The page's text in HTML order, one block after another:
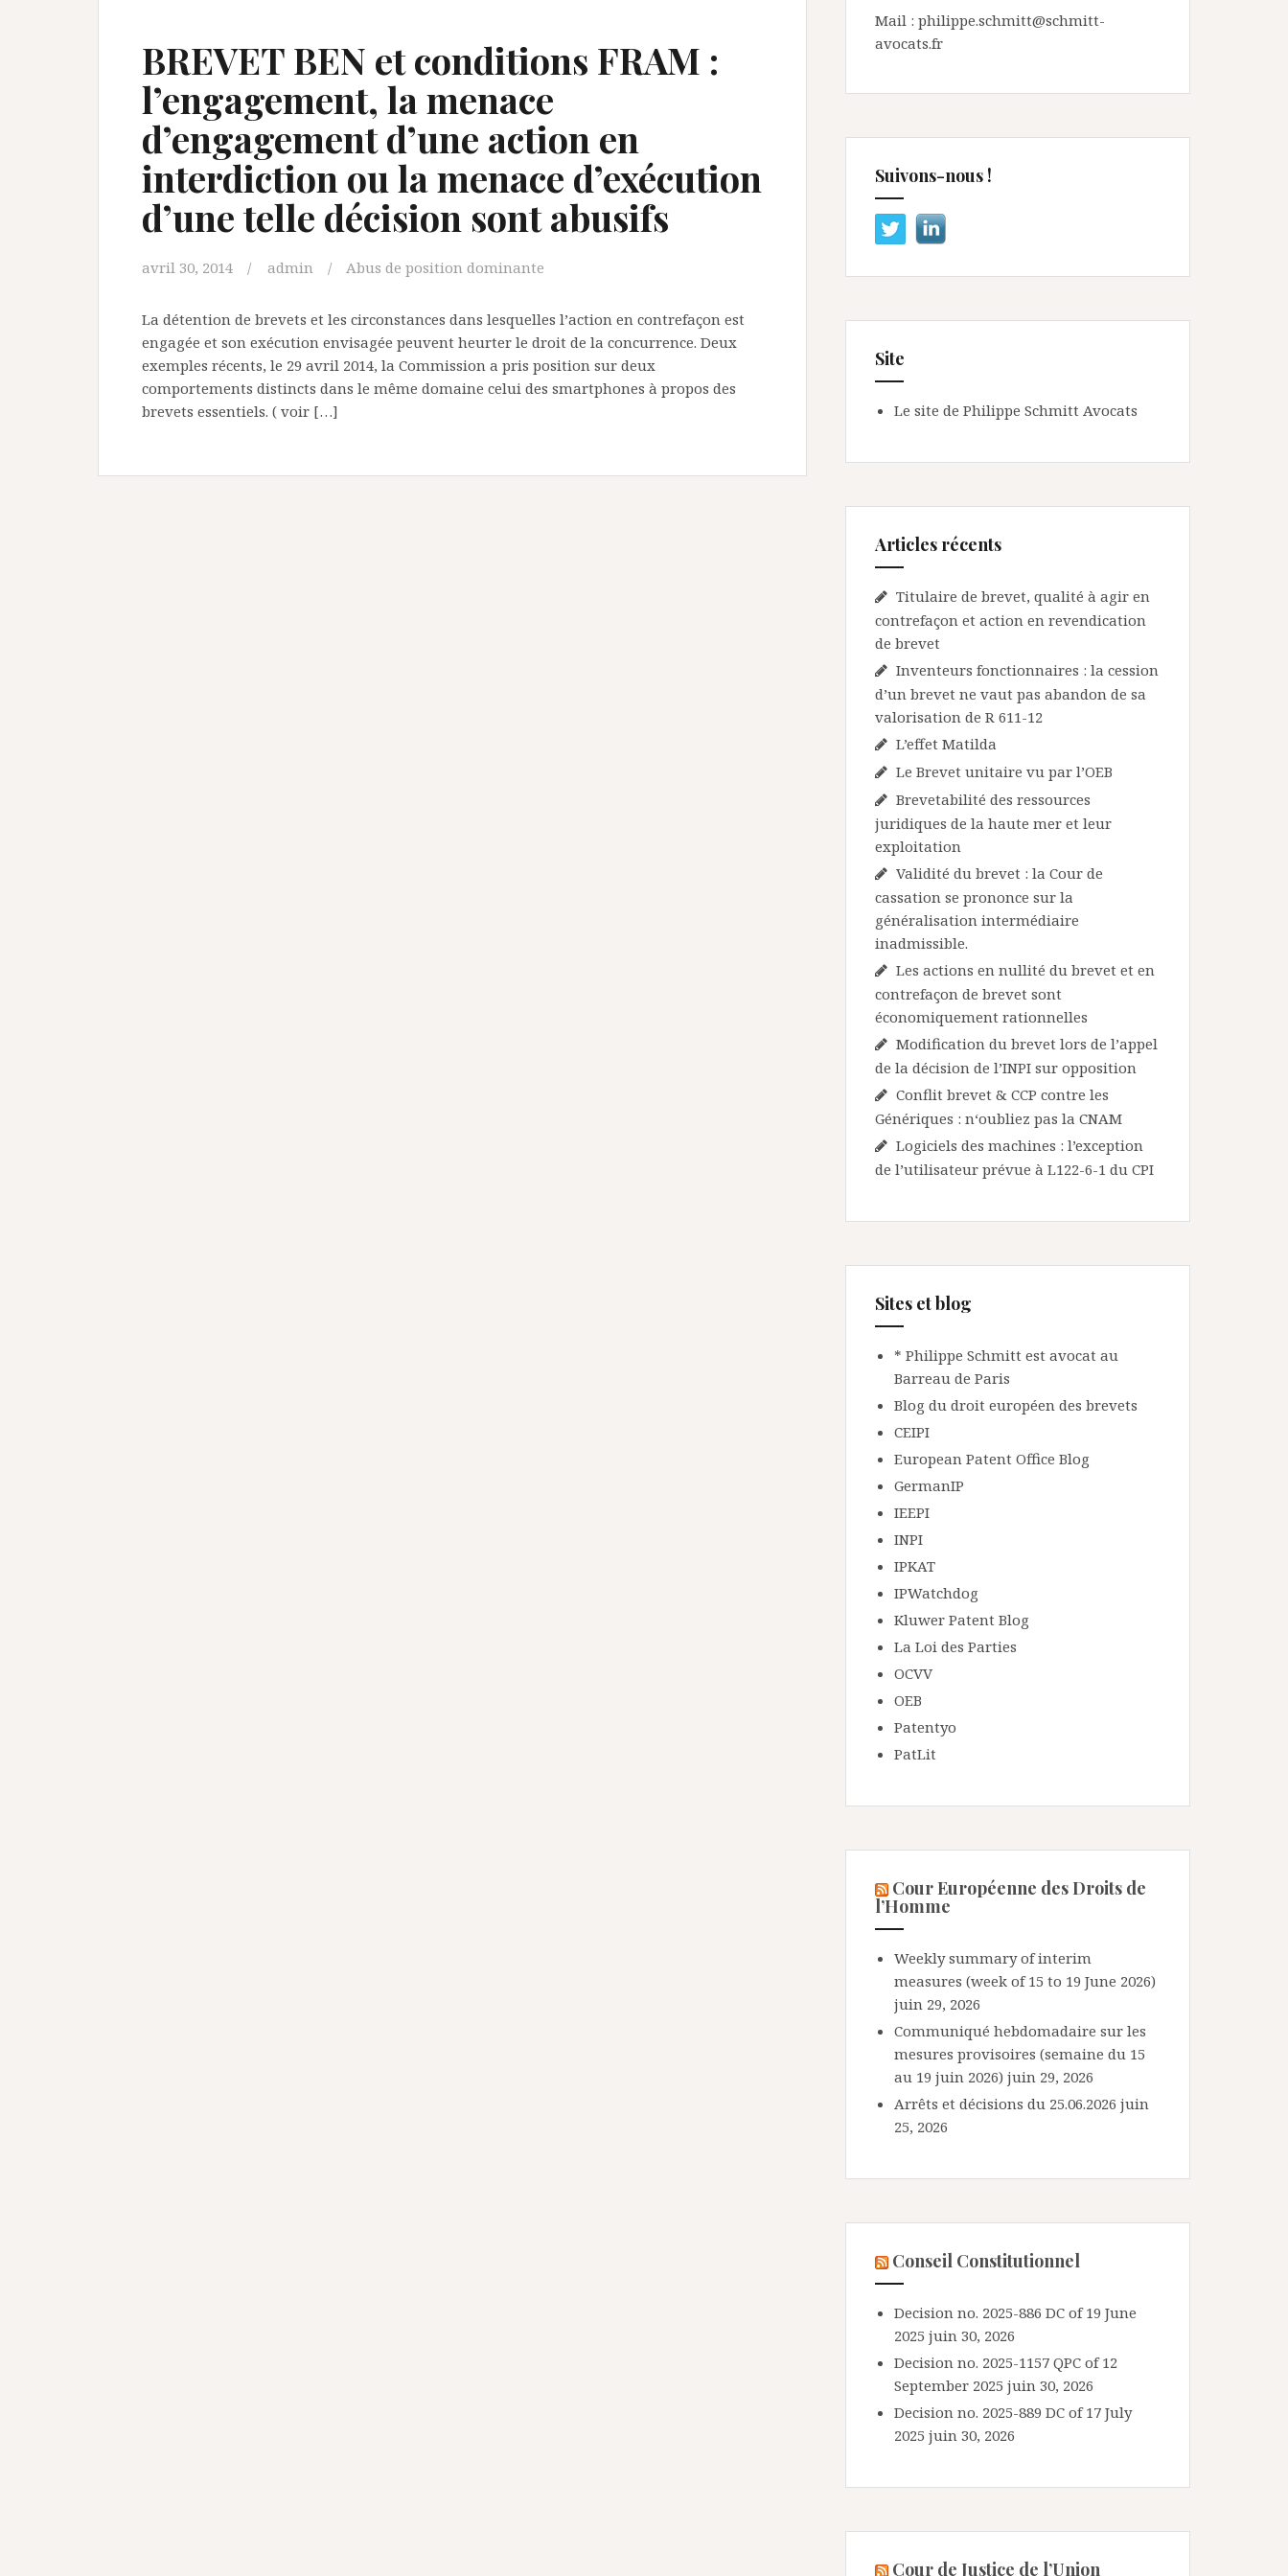
BREVET BEN et conditions FRAM :
l’engagement, la menace
d’engagement d’une action en
interdiction ou la menace d’exécution
d’une telle décision sont abusifs
avril 30, 2014 admin Abus de position dominante
La détention de brevets et les circonstances dans lesquelles l’action en contrefaçon est
engagée et son exécution envisagée peuvent heurter le droit de la concurrence. Deux
exemples récents, le 29 avril 2014, la Commission a pris position sur deux
comportements distincts dans le même domaine celui des smartphones à propos des
brevets essentiels. ( voir […]
Mail : philippe.schmitt@schmitt-
avocats.fr
Suivons-nous !
Site
Le site de Philippe Schmitt Avocats
Articles récents
Titulaire de brevet, qualité à agir en
contrefaçon et action en revendication
de brevet
Inventeurs fonctionnaires : la cession
d’un brevet ne vaut pas abandon de sa
valorisation de R 611-12
L’effet Matilda
Le Brevet unitaire vu par l’OEB
Brevetabilité des ressources
juridiques de la haute mer et leur
exploitation
Validité du brevet : la Cour de
cassation se prononce sur la
généralisation intermédiaire
inadmissible.
Les actions en nullité du brevet et en
contrefaçon de brevet sont
économiquement rationnelles
Modification du brevet lors de l’appel
de la décision de l’INPI sur opposition
Conflit brevet & CCP contre les
Génériques : n‘oubliez pas la CNAM
Logiciels des machines : l’exception
de l’utilisateur prévue à L122-6-1 du CPI
Sites et blog
* Philippe Schmitt est avocat au
Barreau de Paris
Blog du droit européen des brevets
CEIPI
European Patent Office Blog
GermanIP
IEEPI
INPI
IPKAT
IPWatchdog
Kluwer Patent Blog
La Loi des Parties
OCVV
OEB
Patentyo
PatLit
Cour Européenne des Droits de
l’Homme
Weekly summary of interim
measures (week of 15 to 19 June 2026)
juin 29, 2026
Communiqué hebdomadaire sur les
mesures provisoires (semaine du 15
au 19 juin 2026) juin 29, 2026
Arrêts et décisions du 25.06.2026 juin
25, 2026
Conseil Constitutionnel
Decision no. 2025-886 DC of 19 June
2025 juin 30, 2026
Decision no. 2025-1157 QPC of 12
September 2025 juin 30, 2026
Decision no. 2025-889 DC of 17 July
2025 juin 30, 2026
Cour de Justice de l’Union